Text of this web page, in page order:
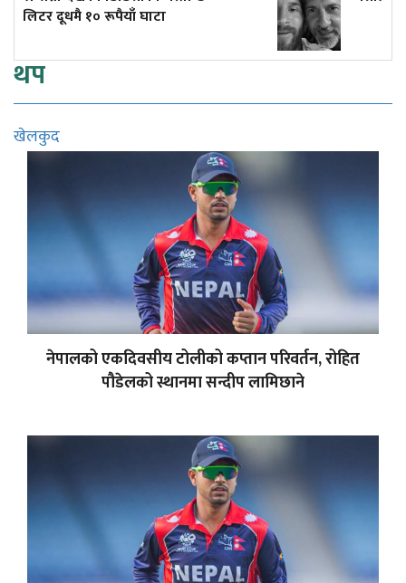
थप
खेलकुद
नेपालको एकदिवसीय टोलीको कप्तान परिवर्तन, रोहित
पौडेलको स्थानमा सन्दीप लामिछाने